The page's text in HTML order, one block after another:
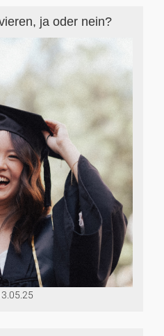
ja oder nein?